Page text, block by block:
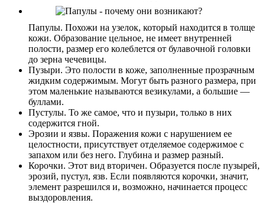
Папулы. Похожи на узелок, который находится в толще
кожи. Образование цельное, не имеет внутренней
полости, размер его колеблется от булавочной головки
до зерна чечевицы.
Пузыри. Это полости в коже, заполненные прозрачным
жидким содержимым. Могут быть разного размера, при
этом маленькие называются везикулами, а большие —
буллами.
Пустулы. То же самое, что и пузыри, только в них
содержится гной.
Эрозии и язвы. Поражения кожи с нарушением ее
целостности, присутствует отделяемое содержимое с
запахом или без него. Глубина и размер разный.
Корочки. Этот вид вторичен. Образуется после пузырей,
эрозий, пустул, язв. Если появляются корочки, значит,
элемент разрешился и, возможно, начинается процесс
выздоровления.